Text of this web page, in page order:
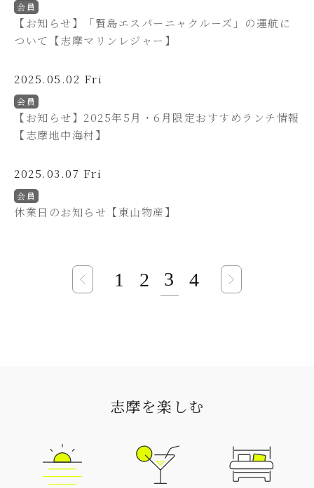
会員
【お知らせ】「賢島エスパーニャクルーズ」の運航に
ついて【志摩マリンレジャー】
2025.05.02 Fri
会員
【お知らせ】2025年5月・6月限定おすすめランチ情報
【志摩地中海村】
2025.03.07 Fri
会員
休業日のお知らせ【東山物産】
1 2 3 4
志摩を楽しむ